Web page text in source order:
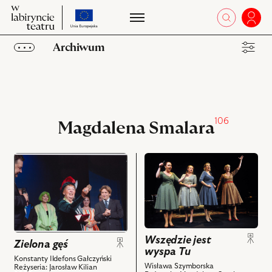
W
W
labiryncie
teatru
przejdź
do
o
otworz
Archiwum
UlubioneMagdalena Smalara106
przejdź
do
obiektu
Zielona
gęś,
Na
zdjęciu:
Struzik,
Zielona gęś
Konstanty Ildefons Gałczyński
Reżyseria: Jarosław Kilian
przejdź
do
obiektu
Wszędzie
jest
wyspa
Tu,
Na
zdjęciu:
Wszędzie jest
wyspa Tu
Wisława Szymborska